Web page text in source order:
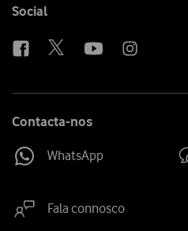
Follow
Social
Contacta-nos
WhatsApp
Fala connosco